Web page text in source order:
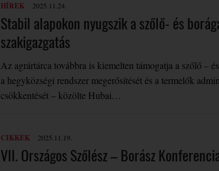
HÍREK 2025.11.24.
Stabil alapokon nyugszik a szőlő- és
szakigazgatás
Az agrártárca továbbra is kiemelten támogatja a szőlő –
a hegyközségi rendszer megerősítését és a termelők
csökkentését – közölte Hubai…
CIKKEK 2025.11.19.
VII. Országos Szőlész – Borász